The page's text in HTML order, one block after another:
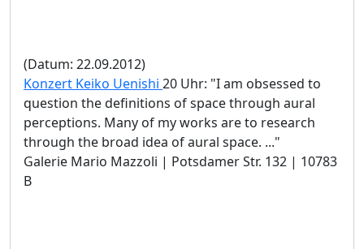
(Datum: 22.09.2012)
Konzert Keiko Uenishi 20 Uhr: "I am obsessed to
question the definitions of space through aural
perceptions. Many of my works are to research
through the broad idea of aural space. ..."
Galerie Mario Mazzoli | Potsdamer Str. 132 | 10783
B